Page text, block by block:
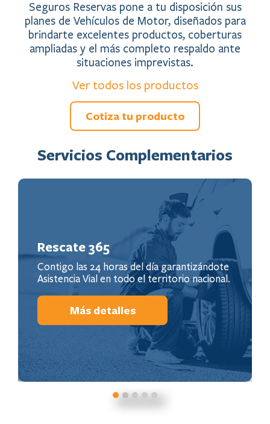
Seguros Reservas pone a tu disposición sus
planes de Vehículos de Motor, diseñados para
brindarte excelentes productos, coberturas
ampliadas y el más completo respaldo ante
situaciones imprevistas.
Ver todos los productos
Cotiza tu producto
Servicios Complementarios
Rescate 365
Contigo las 24 horas del día garantizándote
Asistencia Vial en todo el territorio nacional.
Más detalles